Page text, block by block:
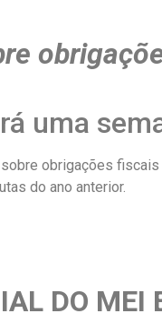
uma
obrigações
do ano anterior.
DO MEI